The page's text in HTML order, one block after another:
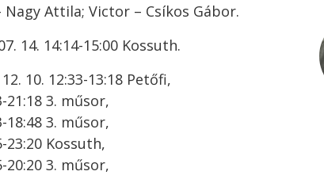
Attila; Victor – Csíkos Gábor.
14. 14:14-15:00 Kossuth.
10. 12:33-13:18 Petőfi,
21:18 3. műsor,
18:48 3. műsor,
23:20 Kossuth,
20:20 3. műsor,